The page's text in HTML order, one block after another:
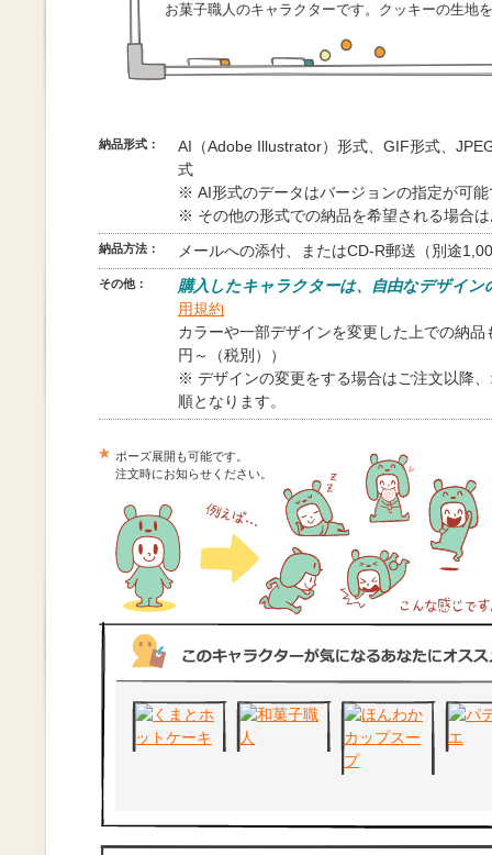
お菓子職人のキャラクターです。クッキーの生地
納品形式：
AI（Adobe Illustrator）形式、GIF形式、
式
※ AI形式のデータはバージョンの指定が可能
※ その他の形式での納品を希望される場合
納品方法： メールへの添付、またはCD-R郵送（別途
その他：
購入したキャラクターは、自由なデザイン
用規約
カラーや一部デザインを変更した上での納
円～（税別））
※ デザインの変更をする場合はご注文以降
順となります。
ポーズ展開も可能です。
注文時にお知らせください。